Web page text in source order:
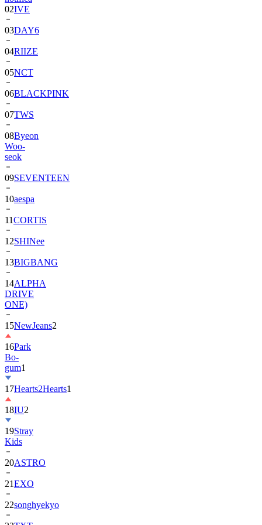
03DAY6
04RIIZE
05NCT
06BLACKPINK
07TWS
08Byeon
Woo-
seok
09SEVENTEEN
10aespa
11CORTIS
12SHINee
13BIGBANG
14ALPHA
DRIVE
ONE)
15NewJeans
16Park
Bo-
gum1
17Hearts2Hearts
18IU2
19Stray
Kids
20ASTRO
21EXO
22songhyekyo
23TXT